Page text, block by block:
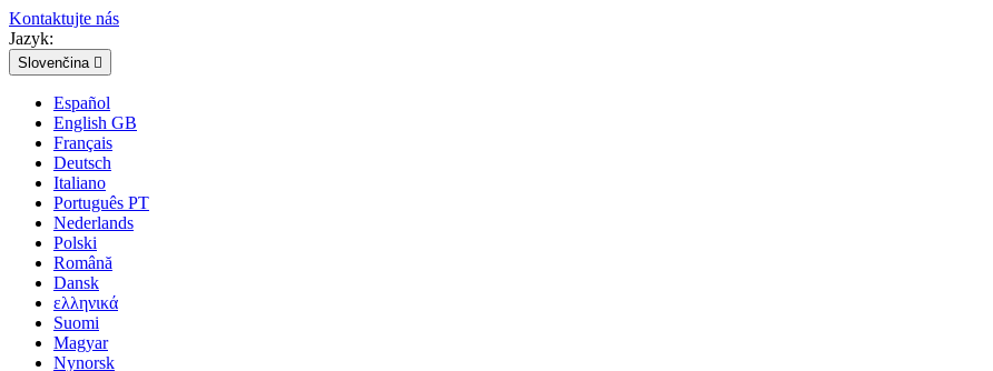
Kontaktujte nás
Jazyk:
Slovenčina 
Español
English GB
Français
Deutsch
Italiano
Português PT
Nederlands
Polski
Română
Dansk
ελληνικά
Suomi
Magyar
Nynorsk